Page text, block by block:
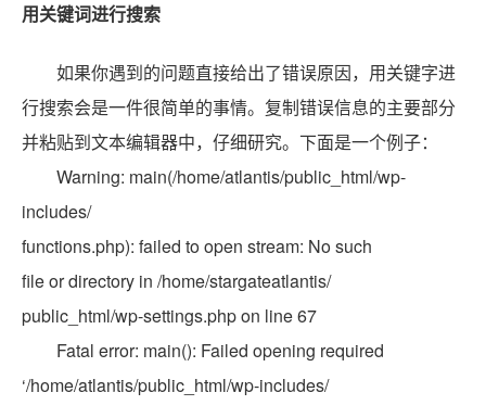
用关键词进行搜索
如果你遇到的问题直接给出了错误原因，用关键字进
行搜索会是一件很简单的事情。复制错误信息的主要部分
并粘贴到文本编辑器中，仔细研究。下面是一个例子：
Warning: main(/home/atlantis/public_html/wp-
includes/
functions.php): failed to open stream: No such
file or directory in /home/stargateatlantis/
public_html/wp-settings.php on line 67
Fatal error: main(): Failed opening required
‘/home/atlantis/public_html/wp-includes/